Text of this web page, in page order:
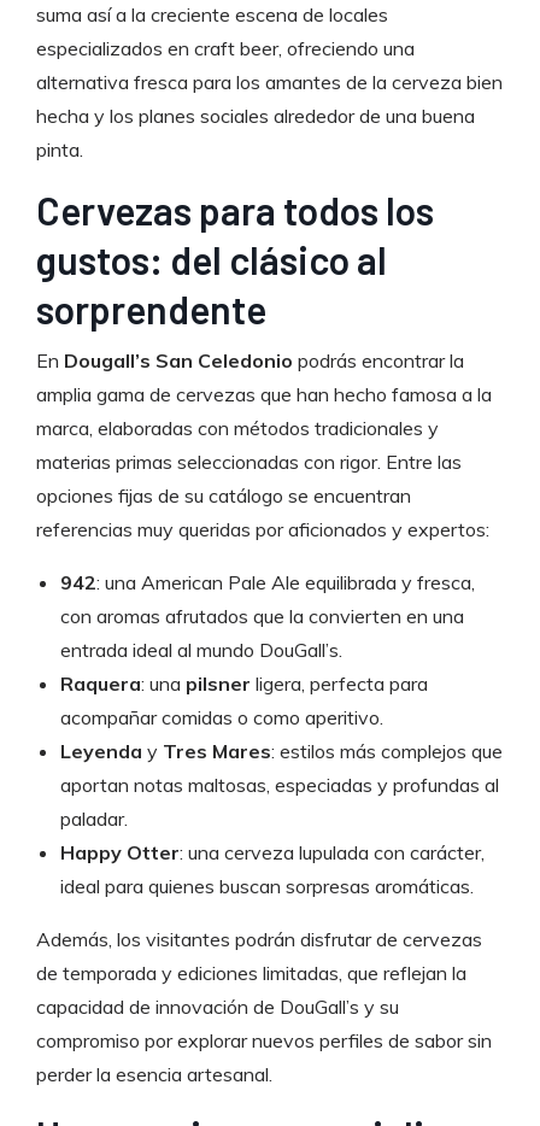
suma así a la creciente escena de locales
especializados en craft beer, ofreciendo una
alternativa fresca para los amantes de la cerveza bien
hecha y los planes sociales alrededor de una buena
pinta.
Cervezas para todos los
gustos: del clásico al
sorprendente
En Dougall’s San Celedonio podrás encontrar la
amplia gama de cervezas que han hecho famosa a la
marca, elaboradas con métodos tradicionales y
materias primas seleccionadas con rigor. Entre las
opciones fijas de su catálogo se encuentran
referencias muy queridas por aficionados y expertos:
942: una American Pale Ale equilibrada y fresca,
con aromas afrutados que la convierten en una
entrada ideal al mundo DouGall’s.
Raquera: una pilsner ligera, perfecta para
acompañar comidas o como aperitivo.
Leyenda y Tres Mares: estilos más complejos que
aportan notas maltosas, especiadas y profundas al
paladar.
Happy Otter: una cerveza lupulada con carácter,
ideal para quienes buscan sorpresas aromáticas.
Además, los visitantes podrán disfrutar de cervezas
de temporada y ediciones limitadas, que reflejan la
capacidad de innovación de DouGall’s y su
compromiso por explorar nuevos perfiles de sabor sin
perder la esencia artesanal.